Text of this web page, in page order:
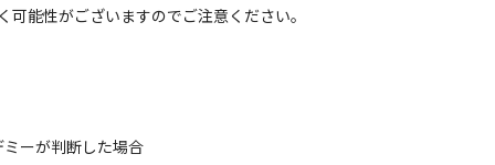
能性がございますのでご注意ください。
ーが判断した場合